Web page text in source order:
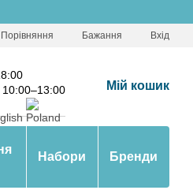
Порівняння Бажання Вхід
10:00–13:00 Мій кошик
Набори Бренди